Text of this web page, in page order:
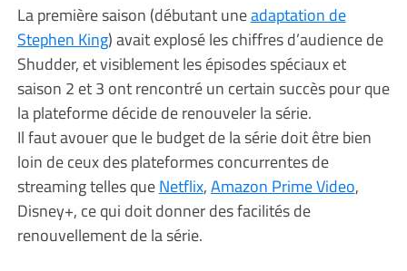
La première saison (débutant uneadaptation de
Stephen King) avait explosé les chiffres d’audience de
Shudder, et visiblement les épisodes spéciaux et
saison 2 et 3 ont rencontré un certain succès pour que
la plateforme décide de renouveler la série.
Il faut avouer que le budget de la série doit être bien
loin de ceux des plateformes concurrentes de
streaming telles queNetflix,Amazon Prime Video,
Disney+, ce qui doit donner des facilités de
renouvellement de la série.